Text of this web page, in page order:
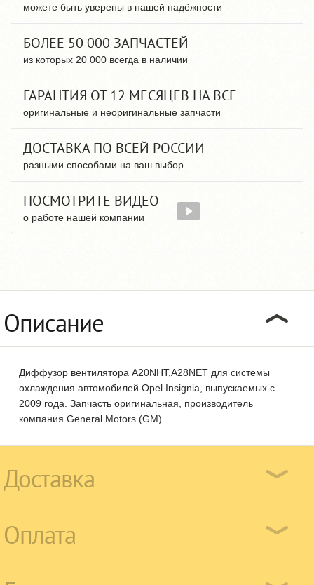
можете быть уверены в нашей надёжности
БОЛЕЕ 50 000 ЗАПЧАСТЕЙ
из которых 20 000 всегда в наличии
ГАРАНТИЯ ОТ 12 МЕСЯЦЕВ НА ВСЕ
оригинальные и неоригинальные запчасти
ДОСТАВКА ПО ВСЕЙ РОССИИ
разными способами на ваш выбор
ПОСМОТРИТЕ ВИДЕО
о работе нашей компании
Описание
Диффузор вентилятора A20NHT,A28NET для системы
охлаждения автомобилей Opel Insignia, выпускаемых с
2009 года. Запчасть оригинальная, производитель
компания General Motors (GM).
Доставка
Оплата